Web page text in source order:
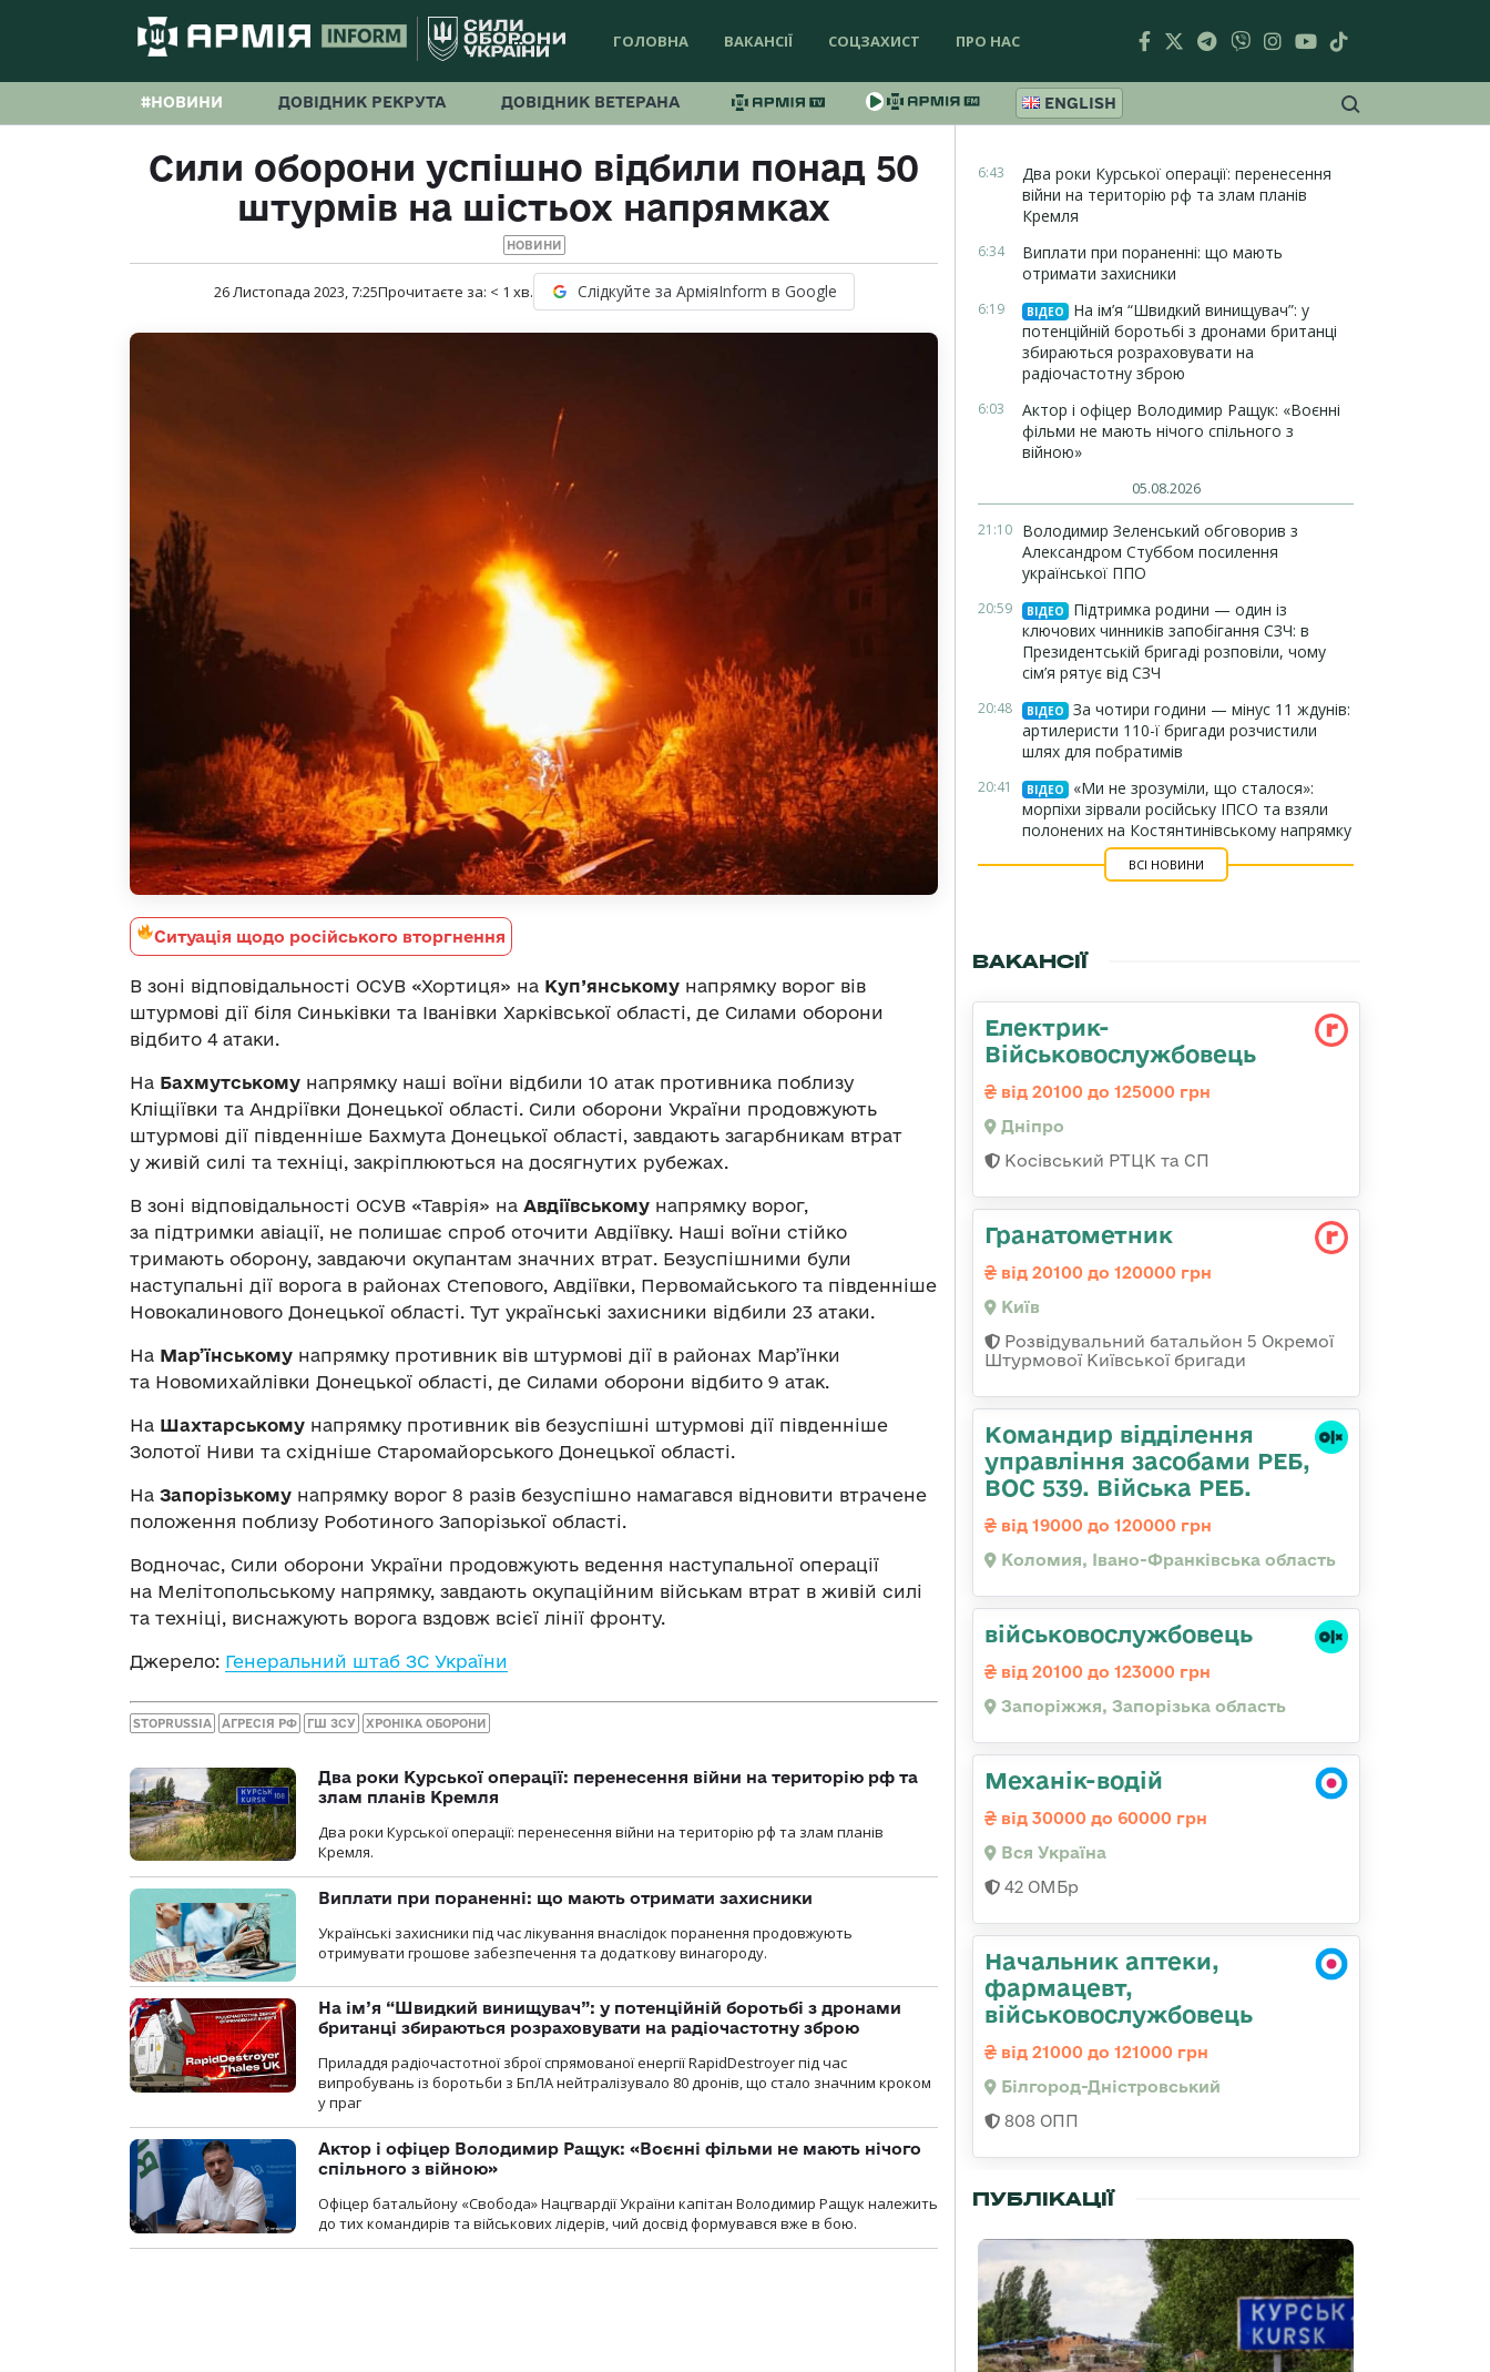
ГОЛОВНА ВАКАНСІЇ СОЦЗАХИСТ ПРО НАС
#НОВИНИ ДОВІДНИК РЕКРУТА ДОВІДНИК ВЕТЕРАНА ENGLISH
Сили оборони успішно відбили понад 50
штурмів на шістьох напрямках
НОВИНИ
26 Листопада 2023, 7:25Прочитаєте за: < 1 хв. Слідкуйте за АрміяInform в Google
Ситуація щодо російського вторгнення
В зоні відповідальності ОСУВ «Хортиця» на Куп’янському напрямку ворог вів
штурмові дії біля Синьківки та Іванівки Харківської області, де Силами оборони
відбито 4 атаки.
На Бахмутському напрямку наші воїни відбили 10 атак противника поблизу
Кліщіївки та Андріївки Донецької області. Сили оборони України продовжують
штурмові дії південніше Бахмута Донецької області, завдають загарбникам втрат
у живій силі та техніці, закріплюються на досягнутих рубежах.
В зоні відповідальності ОСУВ «Таврія» на Авдіївському напрямку ворог,
за підтримки авіації, не полишає спроб оточити Авдіївку. Наші воїни стійко
тримають оборону, завдаючи окупантам значних втрат. Безуспішними були
наступальні дії ворога в районах Степового, Авдіївки, Первомайського та південніше
Новокалинового Донецької області. Тут українські захисники відбили 23 атаки.
На Мар’їнському напрямку противник вів штурмові дії в районах Мар’їнки
та Новомихайлівки Донецької області, де Силами оборони відбито 9 атак.
На Шахтарському напрямку противник вів безуспішні штурмові дії південніше
Золотої Ниви та східніше Старомайорського Донецької області.
На Запорізькому напрямку ворог 8 разів безуспішно намагався відновити втрачене
положення поблизу Роботиного Запорізької області.
Водночас, Сили оборони України продовжують ведення наступальної операції
на Мелітопольському напрямку, завдають окупаційним військам втрат в живій силі
та техніці, виснажують ворога вздовж всієї лінії фронту.
Джерело: Генеральний штаб ЗС України
STOPRUSSIA АГРЕСІЯ РФ ГШ ЗСУ ХРОНІКА ОБОРОНИ
Два роки Курської операції: перенесення війни на територію рф та
злам планів Кремля
Два роки Курської операції: перенесення війни на територію рф та злам планів
Кремля.
Виплати при пораненні: що мають отримати захисники
Українські захисники під час лікування внаслідок поранення продовжують
отримувати грошове забезпечення та додаткову винагороду.
На ім’я “Швидкий винищувач”: у потенційній боротьбі з дронами
британці збираються розраховувати на радіочастотну зброю
Приладдя радіочастотної зброї спрямованої енергії RapidDestroyer під час
випробувань із боротьби з БпЛА нейтралізувало 80 дронів, що стало значним кроком
у праг
Актор і офіцер Володимир Ращук: «Воєнні фільми не мають нічого
спільного з війною»
Офіцер батальйону «Свобода» Нацгвардії України капітан Володимир Ращук належить
до тих командирів та військових лідерів, чий досвід формувався вже в бою.
6:43
Два роки Курської операції: перенесення
війни на територію рф та злам планів
Кремля
6:34
Виплати при пораненні: що мають
отримати захисники
6:19 ВІДЕО
На ім’я “Швидкий винищувач”: у
потенційній боротьбі з дронами британці
збираються розраховувати на
радіочастотну зброю
6:03
Актор і офіцер Володимир Ращук: «Воєнні
фільми не мають нічого спільного з
війною»
05.08.2026
21:10 Володимир Зеленський обговорив з
Александром Стуббом посилення
української ППО
20:59 ВІДЕО
Підтримка родини — один із
ключових чинників запобігання СЗЧ: в
Президентській бригаді розповіли, чому
сім’я рятує від СЗЧ
20:48 ВІДЕО
За чотири години — мінус 11 ждунів:
артилеристи 110-ї бригади розчистили
шлях для побратимів
20:41 ВІДЕО
«Ми не зрозуміли, що сталося»:
морпіхи зірвали російську ІПСО та взяли
полонених на Костянтинівському напрямку
ВСІ НОВИНИ
ВАКАНСІЇ
Електрик-
Військовослужбовець
від 20100 до 125000 грн
Дніпро
Косівський РТЦК та СП
Гранатометник
від 20100 до 120000 грн
Київ
Розвідувальний батальйон 5 Окремої
Штурмової Київської бригади
Командир відділення
управління засобами РЕБ,
ВОС 539. Війська РЕБ.
від 19000 до 120000 грн
Коломия, Івано-Франківська область
військовослужбовець
від 20100 до 123000 грн
Запоріжжя, Запорізька область
Механік-водій
від 30000 до 60000 грн
Вся Україна
42 ОМБр
Начальник аптеки,
фармацевт,
військовослужбовець
від 21000 до 121000 грн
Білгород-Дністровський
808 ОПП
ПУБЛІКАЦІЇ